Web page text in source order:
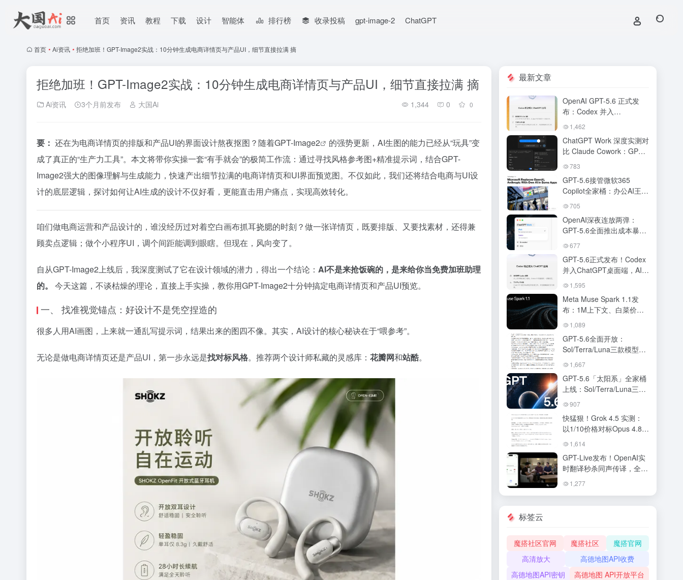
首页 资讯 教程 下载 设计 智能体 排行榜 收录投稿 gpt-image-2 ChatGPT
首页 • Ai资讯 • 拒绝加班！GPT-Image2实战：10分钟生成电商详情页与产品UI，细节直接拉满 摘
拒绝加班！GPT-Image2实战：10分钟生成电商详情页与产品UI，细节直接拉满 摘
Ai资讯 3个月前发布 大国Ai 1,344 0 0
要： 还在为电商详情页的排版和产品UI的界面设计熬夜抠图？随着GPT-Image2
的强势更新，AI生图的能力已经从“玩具”变
成了真正的“生产力工具”。本文将带你实操一套“有手就会”的极简工作流：通过寻找风格参考图+精准提示词，结合GPT-
Image2强大的图像理解与生成能力，快速产出细节拉满的电商详情页和UI界面预览图。不仅如此，我们还将结合电商与UI设
计的底层逻辑，探讨如何让AI生成的设计不仅好看，更能直击用户痛点，实现高效转化。
咱们做电商运营和产品设计的，谁没经历过对着空白画布抓耳挠腮的时刻？做一张详情页，既要排版、又要找素材，还得兼
顾卖点逻辑；做个小程序UI，调个间距能调到眼瞎。但现在，风向变了。
自从GPT-Image2上线后，我深度测试了它在设计领域的潜力，得出一个结论： AI不是来抢饭碗的，是来给你当免费加班助理
的。
今天这篇，不谈枯燥的理论，直接上手实操，教你用GPT-Image2十分钟搞定电商详情页和产品UI预览。
一、 找准视觉锚点：好设计不是凭空捏造的
很多人用AI画图，上来就一通乱写提示词，结果出来的图四不像。其实，AI设计的核心秘诀在于“喂参考”。
无论是做电商详情页还是产品UI，第一步永远是找对标风格。推荐两个设计师私藏的灵感库： 花瓣网和站酷。
最新文章
OpenAI GPT-5.6 正式发
布：Codex 并入
ChatGPT，新版桌面端打
造「AI工作台」全解析
1,462
ChatGPT Work 深度实测对
比 Claude Cowork：GPT-
5.6 驱动下 OpenAI 真追上
极对决
783
GPT-5.6接管微软365
Copilot全家桶：办公AI王座
易主，DeepSWE跑分碾压
Agent塞进手机
705
OpenAI深夜连放两弹：
GPT-5.6全面推出成本暴打
Fable-5，ChatGPT与
677
GPT-5.6正式发布！Codex
并入ChatGPT桌面端，AI超
级应用时代正式开启
1,595
Meta Muse Spark 1.1发
布：1M上下文、白菜价
API，跑分接近Opus 4.8与
GPT-5.5
1,089
GPT-5.6全面开放：
Sol/Terra/Luna三款模型、
定价、性能跑分、
ChatGPT Work 全解读
1,667
GPT-5.6「太阳系」全家桶
上线：Sol/Terra/Luna三档
定价，ChatGPT与Codex合
Fable 5
907
快猛狠！Grok 4.5 实测：
以1/10价格对标Opus 4.8的
编程新王
1,614
GPT-Live发布！OpenAI实
时翻译秒杀同声传译，全双
工语音交互让ChatGPT变
身真人
1,277
标签云
魔搭社区官网 魔搭社区
魔搭官网
高清放大
高德地图API收费
高德地图API密钥
高德地图 API开放平台